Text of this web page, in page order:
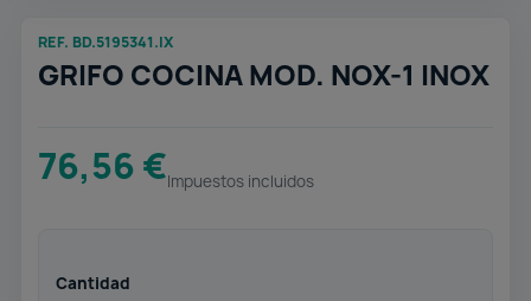
REF. BD.5195341.IX
GRIFO COCINA MOD. NOX-1 INOX
76,56 €Impuestos incluidos
Cantidad